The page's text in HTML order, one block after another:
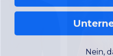
Nein,